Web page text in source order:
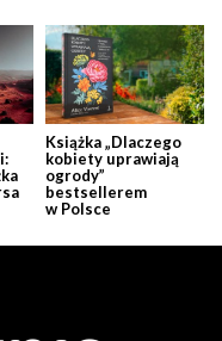
Książka „Dlaczego
kobiety uprawiają
ogrody”
bestsellerem
w Polsce